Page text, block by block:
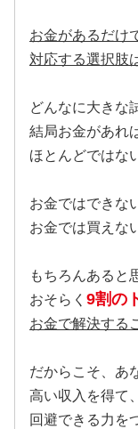
お金があるだけ
対応する選択肢
どんなに大きな
結局お金があれ
ほとんどではな
お金ではできな
お金では買えな
もちろんあると
おそらく 9割の
お金で解決する
だからこそ、あ
高い収入を得て
回避できる力を